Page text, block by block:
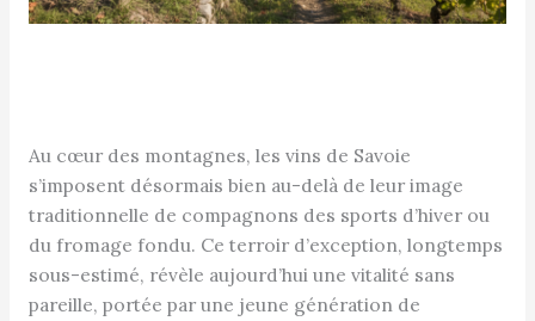
Au cœur des montagnes, les vins de Savoie
s’imposent désormais bien au-delà de leur image
traditionnelle de compagnons des sports d’hiver ou
du fromage fondu. Ce terroir d’exception, longtemps
sous-estimé, révèle aujourd’hui une vitalité sans
pareille, portée par une jeune génération de